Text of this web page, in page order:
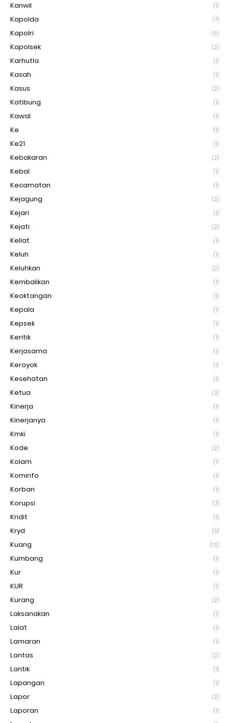
Kanwil (1)
Kapolda (7)
Kapolri (6)
Kapolsek (2)
Karhutla (1)
Kasah (1)
Kasus (2)
Katibung (1)
Kawal (1)
Ke (1)
Ke21 (1)
Kebakaran (2)
Kebal (1)
Kecamatan (1)
Kejagung (2)
Kejari (1)
Kejati (2)
Keliat (1)
Keluh (1)
Keluhkan (2)
Kembalikan (1)
Keoktangan (1)
Kepala (1)
Kepsek (1)
Keritik (1)
Kerjasama (1)
Keroyok (1)
Kesehatan (1)
Ketua (3)
Kinerja (1)
Kinerjanya (1)
Kmki (1)
Kode (2)
Kolam (1)
Kominfo (1)
Korban (1)
Korupsi (7)
Kridit (1)
Kryd (5)
Kuang (13)
Kumbang (1)
Kur (1)
KUR (1)
Kurang (2)
Laksanakan (1)
Lalat (1)
Lamaran (1)
Lantas (2)
Lantik (1)
Lapangan (1)
Lapor (2)
Laporan (1)